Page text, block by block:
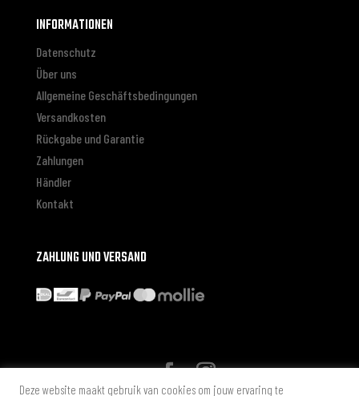
INFORMATIONEN
Datenschutz
Über uns
Allgemeine Geschäftsbedingungen
Versandkosten
Rückgabe und Garantie
Zahlungen
Händler
Kontakt
ZAHLUNG UND VERSAND
Deze website maakt gebruik van cookies om jouw ervaring te